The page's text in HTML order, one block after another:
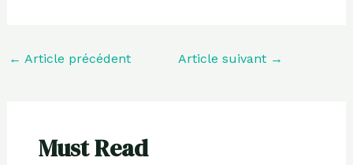
← Article précédent Article suivant →
Must Read